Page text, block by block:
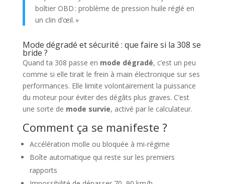
boîtier OBD : problème de pression huile réglé en
un clin d’œil. »
Mode dégradé et sécurité : que faire si la 308 se
bride ?
Quand ta 308 passe en mode dégradé, c’est un peu
comme si elle tirait le frein à main électronique sur ses
performances. Elle limite volontairement la puissance
du moteur pour éviter des dégâts plus graves. C’est
une sorte de mode survie, activé par le calculateur.
Comment ça se manifeste ?
Accélération molle ou bloquée à mi-régime
Boîte automatique qui reste sur les premiers
rapports